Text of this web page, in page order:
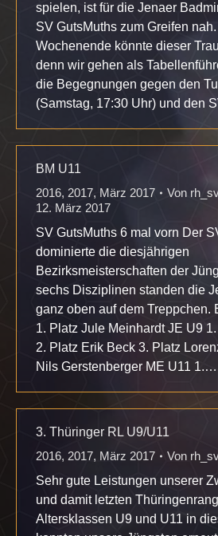
spielen, ist für die Jenaer
SV GutsMuths zum Greifen
Wochenende könnte dieser
denn wir gehen als
die Begegnungen gegen den
(Samstag, 17:30 Uhr) und den
BM U11
2016, 2017, März 2017 Von
12. März 2017
SV GutsMuths 6 mal vorn Der
dominierte die diesjährigen
Bezirksmeisterschaften der
sechs Disziplinen standen die
ganz oben auf dem Treppchen.
1. Platz Jule Meinhardt JE U9
2. Platz Erik Beck 3. Platz
Nils Gerstenberger ME U11 1.…
3. Thüringer RL U9/U11
2016, 2017, März 2017 Von
Sehr gute Leistungen unserer
und damit letzten
Altersklassen U9 und U11 in